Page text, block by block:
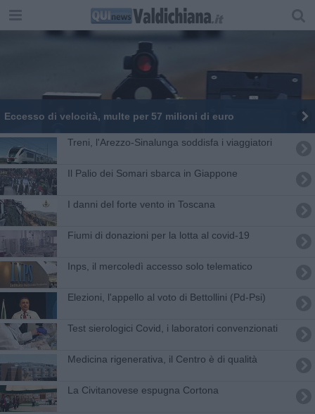
Eccesso di velocità, multe per 57 milioni di euro
Treni, l'Arezzo-Sinalunga soddisfa i viaggiatori
Il Palio dei Somari sbarca in Giappone
I danni del forte vento in Toscana
Fiumi di donazioni per la lotta al covid-19
Inps, il mercoledì accesso solo telematico
Elezioni, l'appello al voto di Bettollini (Pd-Psi)
Test sierologici Covid, i laboratori convenzionati
Medicina rigenerativa, il Centro è di qualità
La Civitanovese espugna Cortona